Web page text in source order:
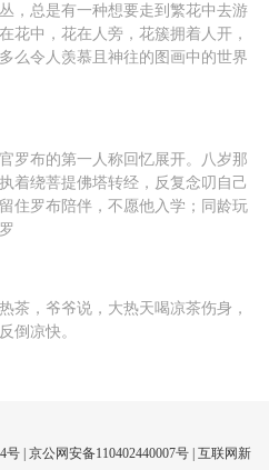
，总是有一种想要走到繁花中去游
花中，花在人旁，花簇拥着人开，
么令人羡慕且神往的图画中的世界
罗布的第一人称回忆展开。八岁那
着绕菩提佛塔转经，反复念叨自己
住罗布陪伴，不愿他入学；同龄玩
茶，爷爷说，大热天喝凉茶伤身，
倒凉快。
号| 京公网安备110402440007号 | 互联网新